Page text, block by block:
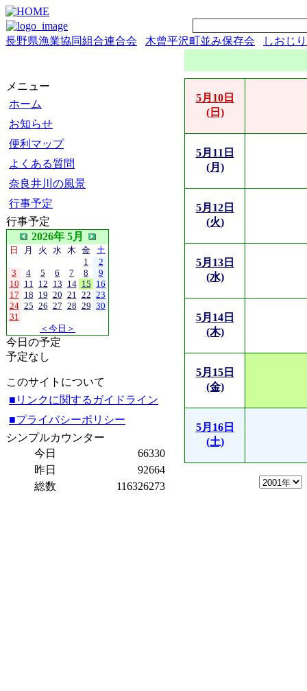
長野県漁業協同組合連合会 木曾平沢町並み保存会 しおじ
メニュー
ホーム
お知らせ
便利マップ
よくある質問
奈良井川の風景
行事予定
行事予定
2026年 5月
日 月 火 水 木 金 土
1
2
3
4 5 6 7 8
9
10 11 12 13 14 15 16
17 18 19 20 21 22 23
24 25 26 27 28 29 30
31
＜今日＞
今日の予定
予定なし
このサイトについて
■リンクに関するガイドライン
■プライバシーポリシー
シンプルカウンター
今日
66330
昨日
92664
総数
116326273
5月10日
(日)
5月11日
(月)
5月12日
(火)
5月13日
(水)
5月14日
(木)
5月15日
(金)
5月16日
(土)